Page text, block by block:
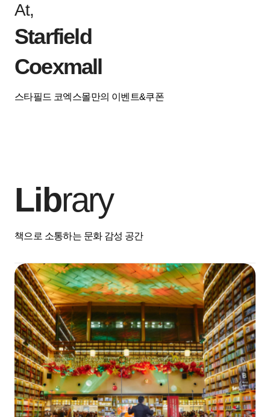
At,
Starfield
Coexmall
스타필드 코엑스몰만의 이벤트&쿠폰
Library
책으로 소통하는 문화 감성 공간